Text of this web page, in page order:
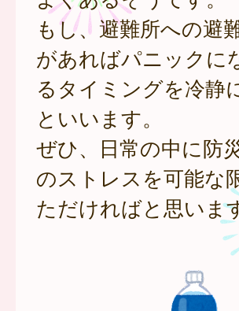
もし、避難所への避
があればパニックに
るタイミングを冷静
といいます。
ぜひ、日常の中に防
のストレスを可能な
ただければと思いま